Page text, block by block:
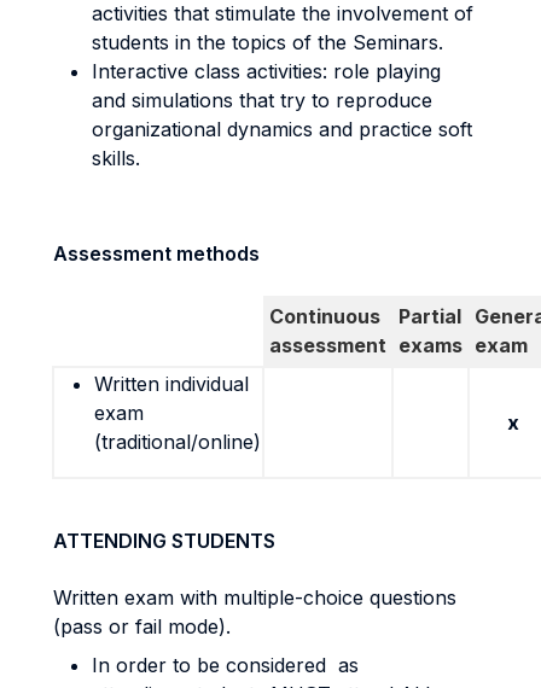
activities that stimulate the involvement of
students in the topics of the Seminars.
Interactive class activities: role playing
and simulations that try to reproduce
organizational dynamics and practice soft
skills.
Assessment methods
Continuous
assessment
Partial
exams exam
Written individual
exam
(traditional/online)
x
ATTENDING STUDENTS
Written exam with multiple-choice questions
(pass or fail mode).
In order to be considered as